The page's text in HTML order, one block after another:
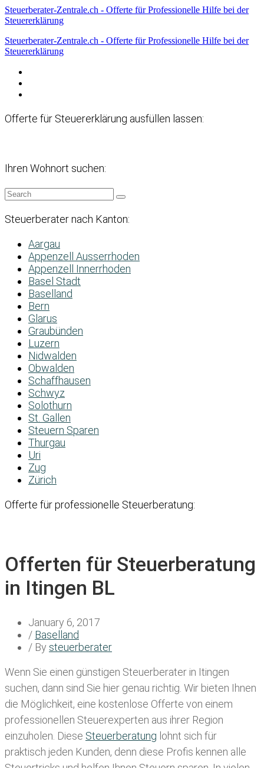
Steuerberater-Zentrale.ch - Offerte für Professionelle Hilfe bei der
Steuererklärung
Steuerberater-Zentrale.ch - Offerte für Professionelle Hilfe bei der
Steuererklärung
Offerte für Steuererklärung ausfüllen lassen:
Ihren Wohnort suchen:
Steuerberater nach Kanton:
Aargau
Appenzell Ausserrhoden
Appenzell Innerrhoden
Basel Stadt
Baselland
Bern
Glarus
Graubünden
Luzern
Nidwalden
Obwalden
Schaffhausen
Schwyz
Solothurn
St. Gallen
Steuern Sparen
Thurgau
Uri
Zug
Zürich
Offerte für professionelle Steuerberatung:
Offerten für Steuerberatung
in Itingen BL
January 6, 2017
/ Baselland
/ By steuerberater
Wenn Sie einen günstigen Steuerberater in Itingen
suchen, dann sind Sie hier genau richtig. Wir bieten Ihnen
die Möglichkeit, eine kostenlose Offerte von einem
professionellen Steuerexperten aus ihrer Region
einzuholen. Diese Steuerberatung lohnt sich für
praktisch jeden Kunden, denn diese Profis kennen alle